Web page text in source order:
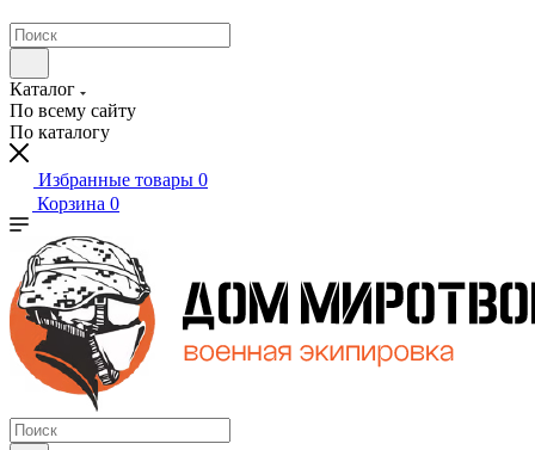
Каталог
По всему сайту
По каталогу
Избранные товары 0
Корзина 0